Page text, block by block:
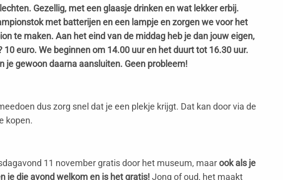
Gezellig, met een glaasje drinken en wat lekker erbij.
met batterijen en een lampje en zorgen we voor het
te maken. Aan het eind van de middag heb je dan jouw eigen,
euro. We beginnen om 14.00 uur en het duurt tot 16.30 uur.
je gewoon daarna aansluiten. Geen probleem!
dus zorg snel dat je een plekje krijgt. Dat kan door via de
kopen.
11 november gratis door het museum, maarook als je
je die avond welkom en is het gratis! Jong of oud, het maakt